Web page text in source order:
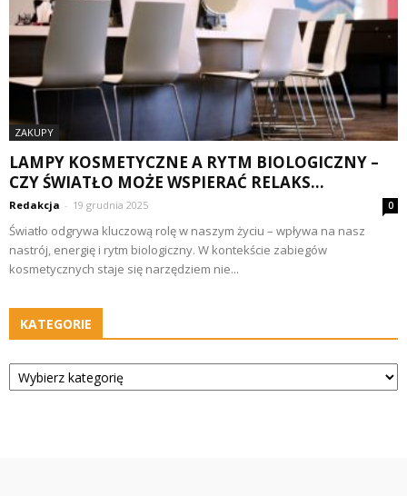
ZAKUPY
LAMPY KOSMETYCZNE A RYTM BIOLOGICZNY –
CZY ŚWIATŁO MOŻE WSPIERAĆ RELAKS...
Redakcja - 19 grudnia 2025 0
Światło odgrywa kluczową rolę w naszym życiu – wpływa na nasz
nastrój, energię i rytm biologiczny. W kontekście zabiegów
kosmetycznych staje się narzędziem nie...
KATEGORIE
Kategorie